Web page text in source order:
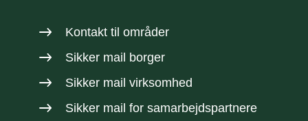
Kontakt til områder
Sikker mail borger
Sikker mail virksomhed
Sikker mail for samarbejdspartnere